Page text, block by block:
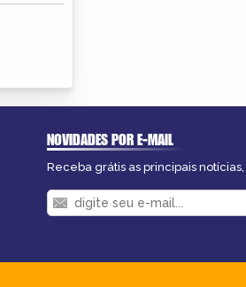
NOVIDADES POR E-MAIL
Receba grátis as principais